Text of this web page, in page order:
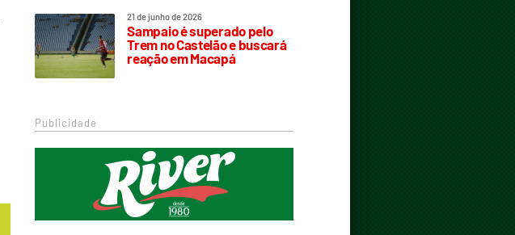
21 de junho de 2026
Sampaio é superado pelo
Trem no Castelão e buscará
reação em Macapá
Publicidade